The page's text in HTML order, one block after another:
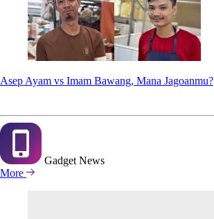
Asep Ayam vs Imam Bawang, Mana Jagoanmu?
Gadget News
More